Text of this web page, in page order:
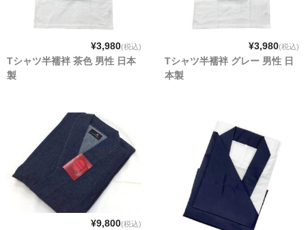
¥3,980(税込)
Tシャツ半襦袢 茶色 男性 日本
製
¥3,980(税込)
Tシャツ半襦袢 グレー 男性 日
本製
¥9,800(税込)